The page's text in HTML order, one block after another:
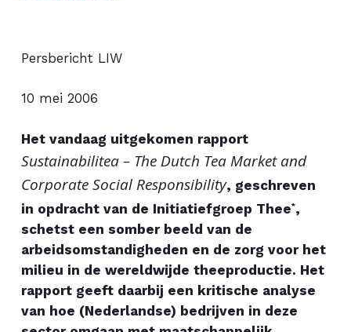
Persbericht LIW
10 mei 2006
Het vandaag uitgekomen rapport
Sustainabilitea – The Dutch Tea Market and
Corporate Social Responsibility, geschreven
in opdracht van de Initiatiefgroep Thee*,
schetst een somber beeld van de
arbeidsomstandigheden en de zorg voor het
milieu in de wereldwijde theeproductie. Het
rapport geeft daarbij een kritische analyse
van hoe (Nederlandse) bedrijven in deze